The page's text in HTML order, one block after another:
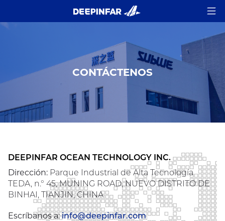
CONTÁCTENOS
DEEPINFAR OCEAN TECHNOLOGY INC.
Dirección: Parque Industrial de Alta Tecnología
TEDA, n.° 45, MUNING ROAD, NUEVO DISTRITO DE
BINHAI, TIANJIN, CHINA
Escríbanos a:info@deepinfar.com